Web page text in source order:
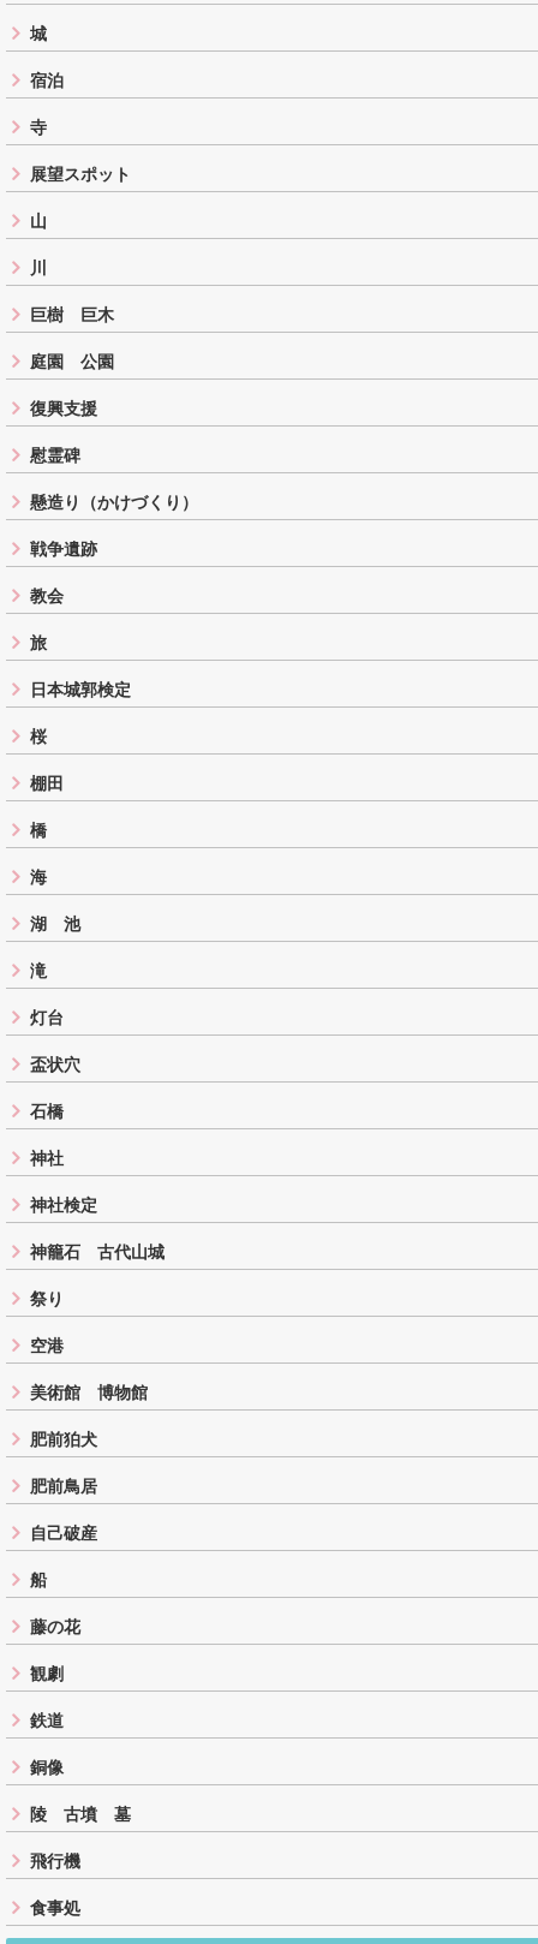
城
宿泊
寺
展望スポット
山
川
巨樹 巨木
庭園 公園
復興支援
慰霊碑
懸造り（かけづくり）
戦争遺跡
教会
旅
日本城郭検定
桜
棚田
橋
海
湖 池
滝
灯台
盃状穴
石橋
神社
神社検定
神籠石 古代山城
祭り
空港
美術館 博物館
肥前狛犬
肥前鳥居
自己破産
船
藤の花
観劇
鉄道
銅像
陵 古墳 墓
飛行機
食事処